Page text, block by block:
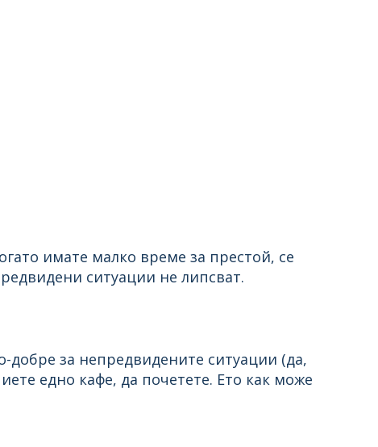
имате малко време за престой, се
ситуации не липсват.
добре за непредвидените ситуации (да,
едно кафе, да почетете. Ето как може